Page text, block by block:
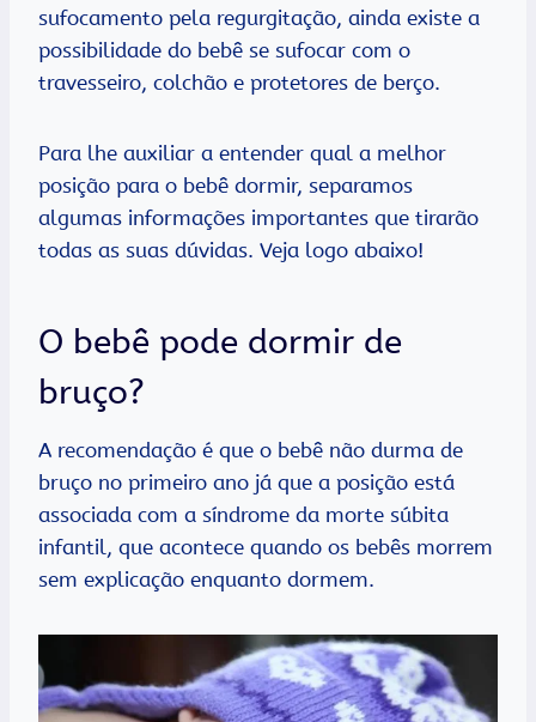
sufocamento pela regurgitação, ainda existe a
possibilidade do bebê se sufocar com o
travesseiro, colchão e protetores de berço.
Para lhe auxiliar a entender qual a melhor
posição para o bebê dormir, separamos
algumas informações importantes que tirarão
todas as suas dúvidas. Veja logo abaixo!
O bebê pode dormir de
bruço?
A recomendação é que o bebê não durma de
bruço no primeiro ano já que a posição está
associada com a síndrome da morte súbita
infantil, que acontece quando os bebês morrem
sem explicação enquanto dormem.